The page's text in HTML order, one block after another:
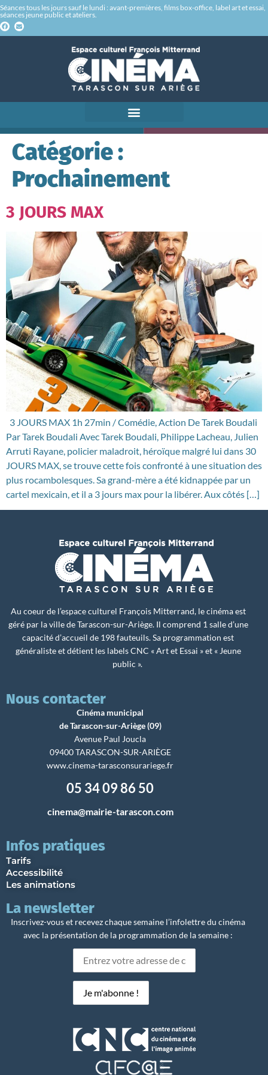
Séances tous les jours sauf le lundi : avant-premières, films box-office, label art et essai,
séances jeune public et ateliers.
Catégorie :
Prochainement
3 JOURS MAX
3 JOURS MAX 1h 27min / Comédie, Action De Tarek Boudali
Par Tarek Boudali Avec Tarek Boudali, Philippe Lacheau, Julien
Arruti Rayane, policier maladroit, héroïque malgré lui dans 30
JOURS MAX, se trouve cette fois confronté à une situation des
plus rocambolesques. Sa grand-mère a été kidnappée par un
cartel mexicain, et il a 3 jours max pour la libérer. Aux côtés […]
Au coeur de l’espace culturel François Mitterrand, le cinéma est
géré par la ville de Tarascon-sur-Ariège. Il comprend 1 salle d’une
capacité d’accueil de 198 fauteuils. Sa programmation est
généraliste et détient les labels CNC « Art et Essai » et « Jeune
public ».
Nous contacter
Cinéma municipal
de Tarascon-sur-Ariège (09)
Avenue Paul Joucla
09400 TARASCON-SUR-ARIÈGE
www.cinema-tarasconsurariege.fr
05 34 09 86 50
cinema@mairie-tarascon.com
Infos pratiques
Tarifs
Accessibilité
Les animations
La newsletter
Inscrivez-vous et recevez chaque semaine l’infolettre du cinéma
avec la présentation de la programmation de la semaine :